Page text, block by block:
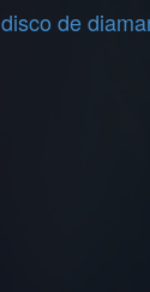
disco de